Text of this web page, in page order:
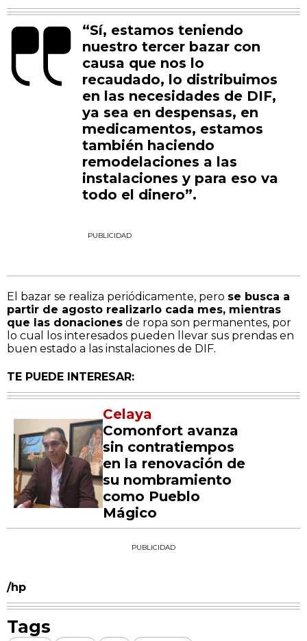
“Sí, estamos teniendo
nuestro tercer bazar con
causa que nos lo
recaudado, lo distribuimos
en las necesidades de DIF,
ya sea en despensas, en
medicamentos, estamos
también haciendo
remodelaciones a las
instalaciones y para eso va
todo el dinero”.
PUBLICIDAD
El bazar se realiza periódicamente, pero se busca a
partir de agosto realizarlo cada mes, mientras
que las donaciones de ropa son permanentes, por
lo cual los interesados pueden llevar sus prendas en
buen estado a las instalaciones de DIF.
TE PUEDE INTERESAR:
Celaya
Comonfort avanza
sin contratiempos
en la renovación de
su nombramiento
como Pueblo
Mágico
PUBLICIDAD
/hp
Tags